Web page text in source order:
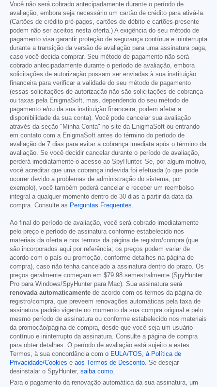
Você não será cobrado antecipadamente durante o período de
avaliação, embora seja necessário um cartão de crédito para ativá-la.
(Cartões de crédito pré-pagos, cartões de débito e cartões-presente
podem não ser aceitos nesta oferta.) A exigência do seu método de
pagamento visa garantir proteção de segurança contínua e ininterrupta
durante a transição da versão de avaliação para uma assinatura paga,
caso você decida comprar. Seu método de pagamento não será
cobrado antecipadamente durante o período de avaliação, embora
solicitações de autorização possam ser enviadas à sua instituição
financeira para verificar a validade do seu método de pagamento
(essas solicitações de autorização não são solicitações de cobrança
ou taxas pela EnigmaSoft, mas, dependendo do seu método de
pagamento e/ou da sua instituição financeira, podem afetar a
disponibilidade da sua conta). Você pode cancelar sua avaliação
através da seção "Minha Conta" no site da EnigmaSoft ou entrando
em contato com a EnigmaSoft antes do término do período de
avaliação de 7 dias para evitar a cobrança imediata após o término da
avaliação. Se você decidir cancelar durante o período de avaliação,
perderá imediatamente o acesso ao SpyHunter. Se, por algum motivo,
você acreditar que uma cobrança indevida foi efetuada (o que pode
ocorrer devido a problemas de administração do sistema, por
exemplo), você também poderá cancelar e receber um reembolso
integral a qualquer momento dentro de 30 dias a partir da data da
compra. Consulte as Perguntas Frequentes.
Ao final do período de avaliação, você será cobrado imediatamente
pelo preço e período de assinatura conforme estabelecido nos
materiais da oferta e nos termos da página de registro/compra (que
são incorporados aqui por referência; os preços podem variar de
acordo com o país ou promoção, conforme detalhes na página de
compra), caso não tenha cancelado a assinatura dentro do prazo. Os
preços geralmente começam em $79.98 semestralmente (SpyHunter
Pro para Windows/SpyHunter para Mac). Sua assinatura será
renovada automaticamente de acordo com os termos da página de
registro/compra, que preveem renovações automáticas pela taxa de
assinatura padrão vigente no momento da sua compra original e pelo
mesmo período de assinatura ou conforme estabelecido nos materiais
da promoção/página de compra, desde que você seja um usuário
contínuo e ininterrupto da assinatura. Consulte a página de compra
para obter detalhes. O período de avaliação está sujeito a estes
Termos, à sua concordância com o EULA/TOS, à Política de
Privacidade/Cookies e aos Termos de Desconto. Se desejar
desinstalar o SpyHunter, saiba como.
Para o pagamento da renovação automática da sua assinatura, um